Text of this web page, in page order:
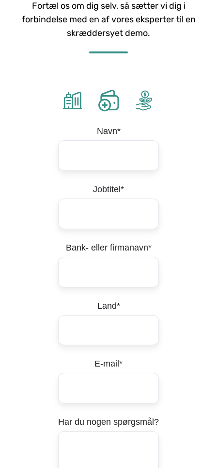
Fortæl os om dig selv, så sætter vi dig i
forbindelse med en af vores eksperter til en
skræddersyet demo.
Navn*
Jobtitel *
Bank- eller firmanavn*
Land*
E-mail *
Har du nogen spørgsmål?